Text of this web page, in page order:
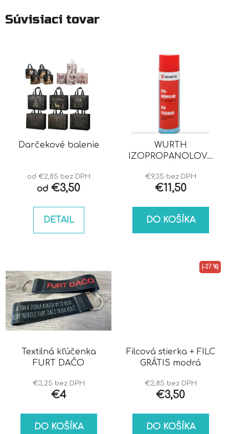
Súvisiaci tovar
Darčekové balenie
od €2,85 bez DPH
od €3,50
DETAIL
WURTH
IZOPROPANOLOVÝ
€9,35 bez DPH
€11,50
DO KOŠÍKA
Textilná kľúčenka
FURT DAČO
€3,25 bez DPH
€4
DO KOŠÍKA
Filcová stierka + FILC
GRÁTIS modrá
€2,85 bez DPH
€3,50
(–27 %)
DO KOŠÍKA